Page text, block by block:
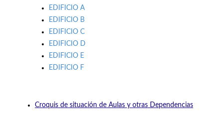
EDIFICIO A
EDIFICIO B
EDIFICIO C
EDIFICIO D
EDIFICIO E
EDIFICIO F
Croquis de situación de Aulas y otras Dependencias